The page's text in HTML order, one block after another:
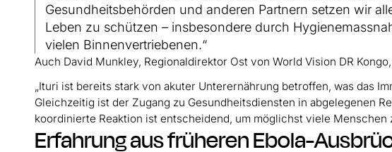
Gesundheitsbehörden und anderen Partnern setzen wir
Leben zu schützen – insbesondere durch
vielen Binnenvertriebenen.“
Auch David Munkley, Regionaldirektor Ost von World Vision DR
„Ituri ist bereits stark von akuter Unterernährung betroffen, was das
Gleichzeitig ist der Zugang zu Gesundheitsdiensten in abgelegenen
koordinierte Reaktion ist entscheidend, um möglichst viele Menschen
Erfahrung aus früheren Ebola-